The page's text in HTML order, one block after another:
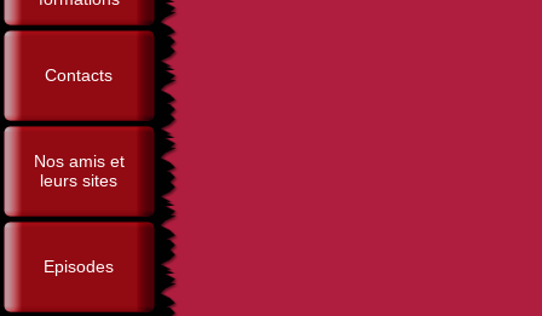
Contacts
Nos amis et
leurs sites
Episodes